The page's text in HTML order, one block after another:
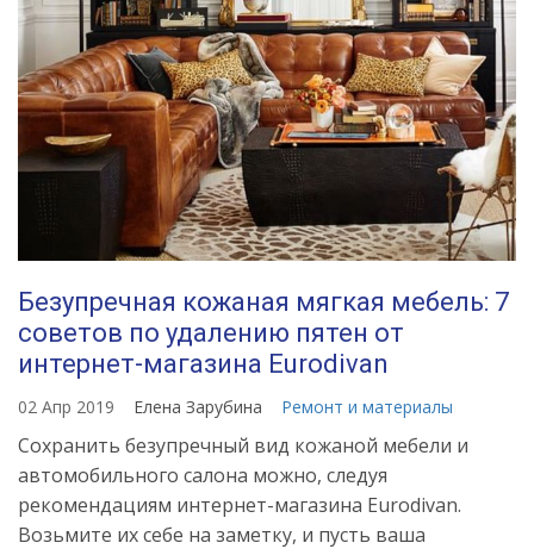
Безупречная кожаная мягкая мебель: 7
советов по удалению пятен от
интернет-магазина Eurodivan
02 Апр 2019 Елена Зарубина Ремонт и материалы
Сохранить безупречный вид кожаной мебели и
автомобильного салона можно, следуя
рекомендациям интернет-магазина Eurodivan.
Возьмите их себе на заметку, и пусть ваша